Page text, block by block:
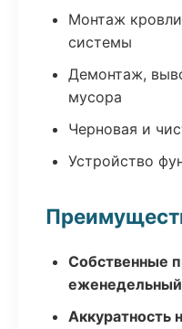
Монтаж
системы
Демонтаж,
мусора
Черновая и
Устройство
Собственные
Аккуратность